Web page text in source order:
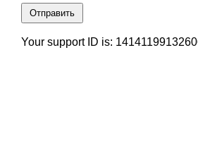
Отправить
Your support ID is: